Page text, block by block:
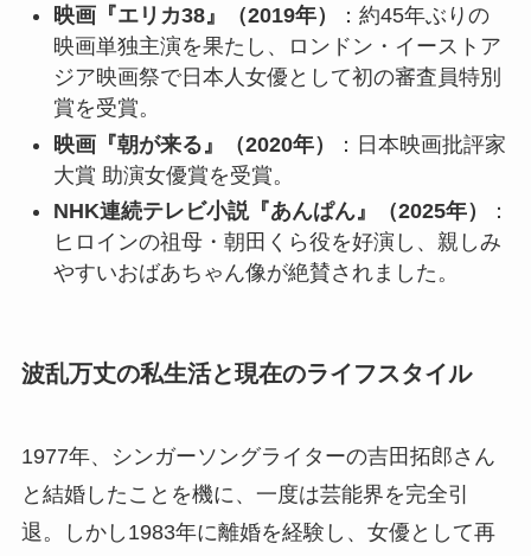
映画『エリカ38』（2019年）
：約45年ぶりの
映画単独主演を果たし、ロンドン・イーストア
ジア映画祭で日本人女優として初の審査員特別
賞を受賞。
映画『朝が来る』（2020年）
：日本映画批評家
大賞 助演女優賞を受賞。
NHK連続テレビ小説『あんぱん』（2025年）
：
ヒロインの祖母・朝田くら役を好演し、親しみ
やすいおばあちゃん像が絶賛されました。
波乱万丈の私生活と現在のライフスタイル
1977年、シンガーソングライターの吉田拓郎さん
と結婚したことを機に、一度は芸能界を完全引
退。しかし1983年に離婚を経験し、女優として再